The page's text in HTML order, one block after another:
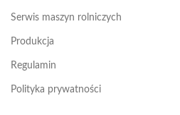
Serwis maszyn rolniczych
Produkcja
Regulamin
Polityka prywatności